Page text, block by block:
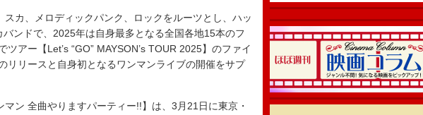
カ、メロディックパンク、ロックをルーツとし、ハッ
ンドで、2025年は自身最多となる全国各地15本のフ
アー【Let’s “GO” MAYSON’s TOUR 2025】のファイ
リリースと自身初となるワンマンライブの開催をサプ
ン 全曲やりますパーティー!!】は、3月21日に東京・